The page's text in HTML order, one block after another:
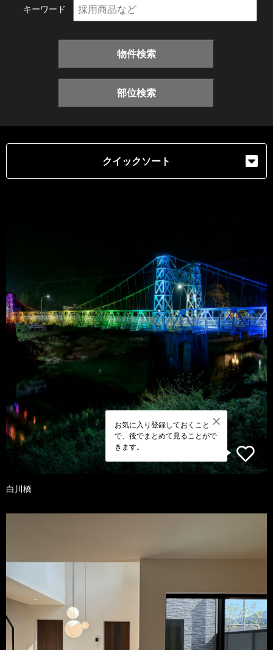
キーワード
物件検索
部位検索
クイックソート
お気に入り登録しておくこと
で、後でまとめて見ることがで
きます。
白川橋